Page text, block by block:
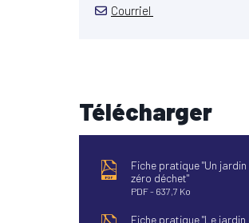
Courriel
Télécharger
Fiche pratique "Un jardin
zéro déchet"
PDF 637,7 Ko
Fiche pratique "Le jardin